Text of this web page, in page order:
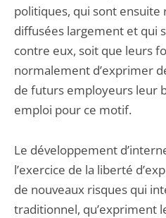
politiques, qui sont ensuite
diffusées largement et qui
contre eux, soit que leurs
normalement d’exprimer
de futurs employeurs leur
emploi pour ce motif.
Le développement
l’exercice de la liberté
de nouveaux risques qui
traditionnel, qu’expriment